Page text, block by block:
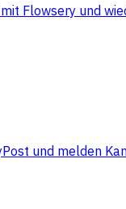
Flowsery und
und melden